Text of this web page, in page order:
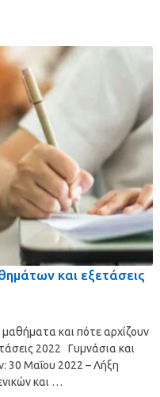
και εξετάσεις
και πότε αρχίζουν
2022 Γυμνάσια και
30 Μαΐου 2022 – Λήξη
και …